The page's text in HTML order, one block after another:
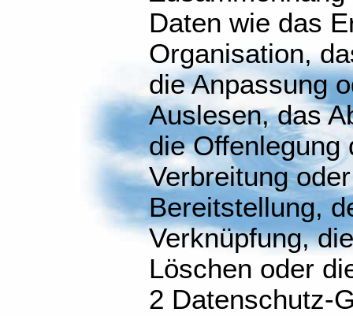
Daten wie das
Organisation,
die Anpassung
Auslesen, das
die Offenlegung
Verbreitung
Bereitstellung,
Verknüpfung,
Löschen oder
2 Datenschutz-